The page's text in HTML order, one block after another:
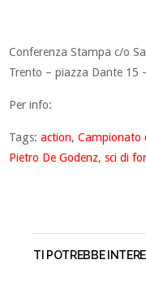
Conferenza Stampa c/o
Trento – piazza Dante 15
Per info:
Tags:action,Campionato
Pietro De Godenz,sci di
TI POTREBBE